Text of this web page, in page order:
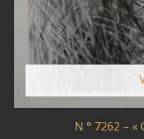
N ° 7262 – «